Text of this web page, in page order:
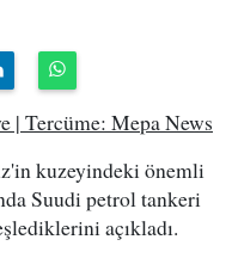
| Tercüme: Mepa News
kuzeyindeki önemli
Suudi petrol tankeri
açıkladı.